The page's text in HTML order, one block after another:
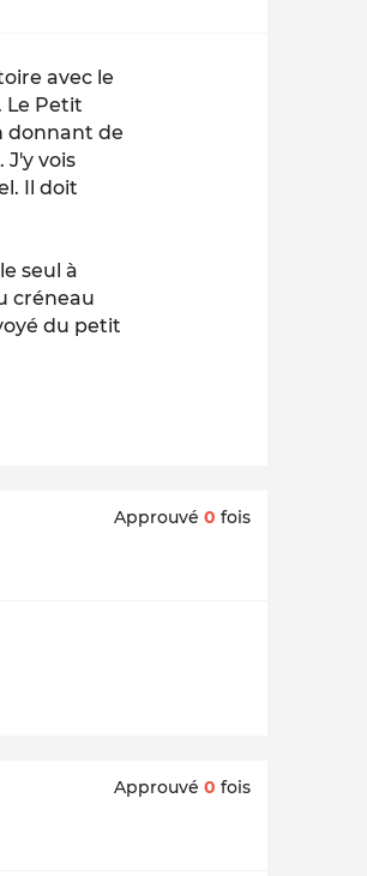
avec le
Le Petit
donnant de
J'y vois
Il doit
seul à
créneau
du petit
Approuvé 0 fois
Approuvé 0 fois